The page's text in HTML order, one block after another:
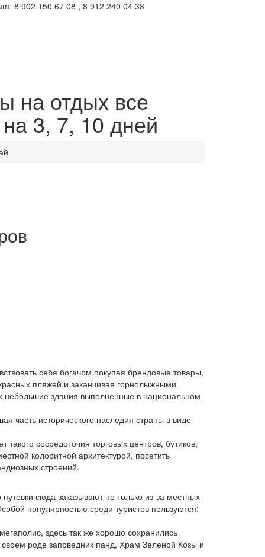
8 902 150 67 08 , 8 912 240 04 38
на отдых все
3, 7, 10 дней
себя богачом покупая брендовые товары,
пляжей и заканчивая горнолыжными
небольшие здания выполненные в национальном
часть исторического наследия страны в виде
сосредоточия торговых центров, бутиков,
колоритной архитектурой, посетить
строений.
сюда заказывают не только из-за местных
популярностью среди туристов пользуются:
здесь так же хорошо сохранились
роде заповедник панд, Храм Зеленой Козы и